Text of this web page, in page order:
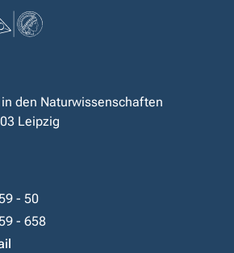
den Naturwissenschaften
Leipzig
- 50
- 658